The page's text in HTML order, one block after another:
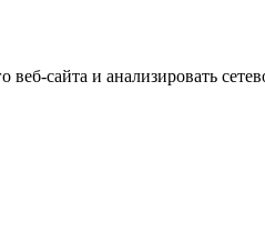
сайта и анализировать